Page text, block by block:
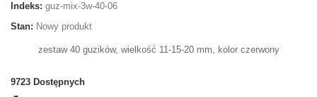
Indeks: guz-mix-3w-40-06
Stan: Nowy produkt
zestaw 40 guzików, wielkość 11-15-20 mm, kolor czerwony
9723 Dostępnych